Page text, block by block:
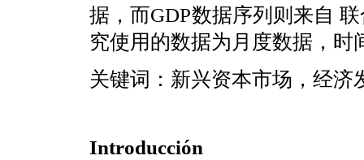
据，而GDP数据序列则来自
究使用的数据为月度数据，时
关键词：新兴资本市场，经济
Introducción